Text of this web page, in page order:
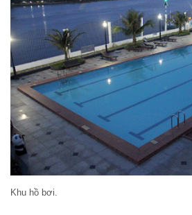
Khu hồ bơi.